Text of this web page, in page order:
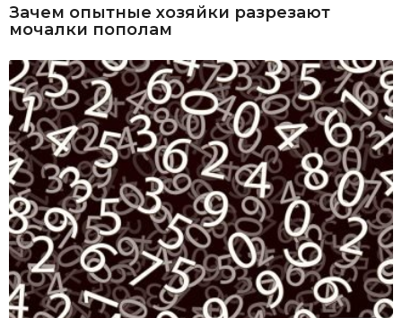
Зачем опытные хозяйки разрезают
мочалки пополам